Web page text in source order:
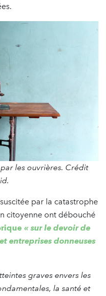
les ouvrières. Crédit
par la catastrophe
citoyenne ont débouché
« sur le devoir de
entreprises donneuses
graves envers les
la santé et